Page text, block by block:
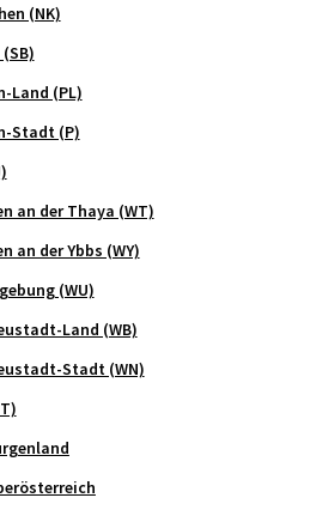
(NK)
Land (PL)
Stadt (P)
an der Thaya (WT)
an der Ybbs (WY)
(WU)
Land (WB)
Stadt (WN)